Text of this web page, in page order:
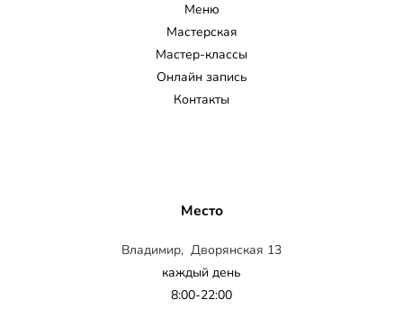
Меню
Мастерская
Мастер-классы
Онлайн запись
Контакты
Место
Владимир, Дворянская 13
каждый день
8:00-22:00